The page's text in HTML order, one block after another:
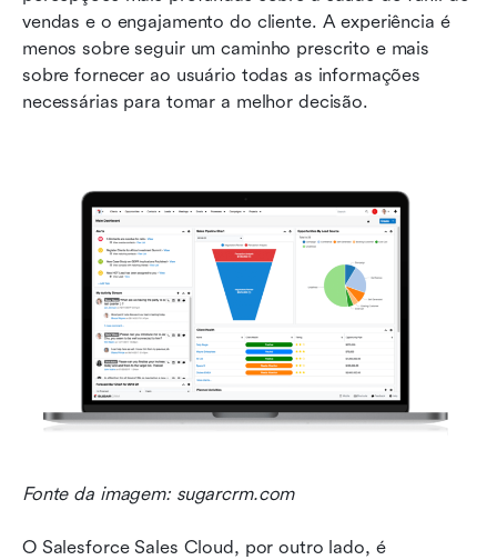
vendas e o engajamento do cliente. A experiência é
menos sobre seguir um caminho prescrito e mais
sobre fornecer ao usuário todas as informações
necessárias para tomar a melhor decisão.
Fonte da imagem: sugarcrm.com
O Salesforce Sales Cloud, por outro lado, é